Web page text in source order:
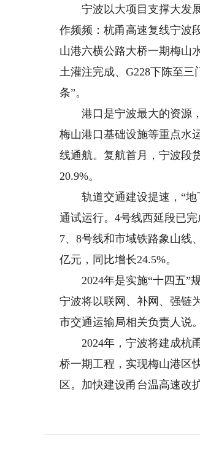
宁波以大项目支撑大发展
作频频：杭甬高速复线宁波
山港六横公路大桥一期梅山
土灌注完成、G228下陈至
条”。
港口是宁波最大的资源，
梅山港口基础设施等重点水
线通航。复航首月，宁波段
20.9%。
轨道交通建设提速，“地
通试运行。4号线西延段已
7、8号线和市域铁路象山线
亿元，同比增长24.5%。
2024年是实施“十四五”规
宁波将以联网、补网、强链
市交通运输局相关负责人说。
2024年，宁波将建成杭甬
桥一期工程，实现梅山港区
区。加快建设甬台温高速改